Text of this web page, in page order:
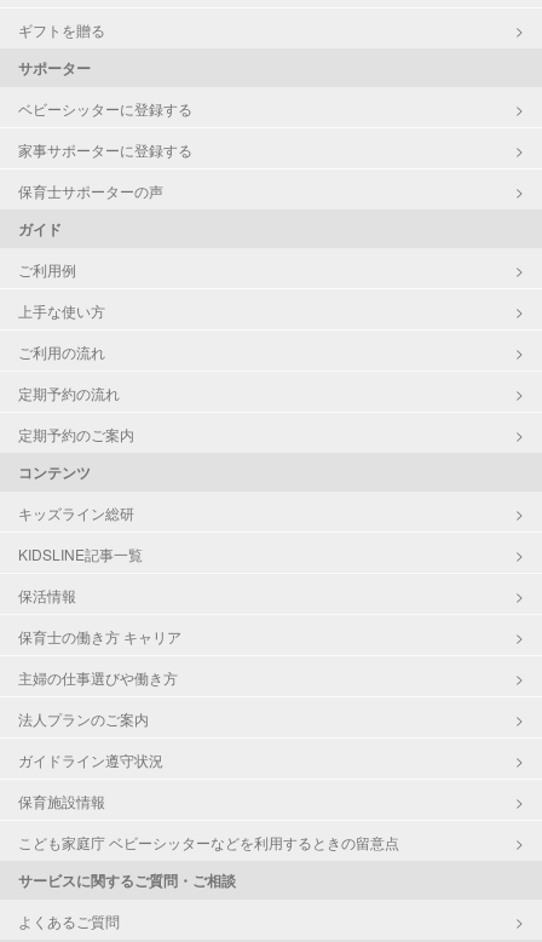
定期予約
お子様の撮影
（定期特典）
ギフトを贈る
サポーター
ベビーシッターに登録する
家事サポーターに登録する
保育士サポーターの声
ガイド
ご利用例
上手な使い方
ご利用の流れ
定期予約の流れ
定期予約のご案内
コンテンツ
キッズライン総研
KIDSLINE記事一覧
保活情報
保育士の働き方 キャリア
主婦の仕事選びや働き方
法人プランのご案内
ガイドライン遵守状況
保育施設情報
こども家庭庁 ベビーシッターなどを利用するときの留意点
サービスに関するご質問・ご相談
よくあるご質問